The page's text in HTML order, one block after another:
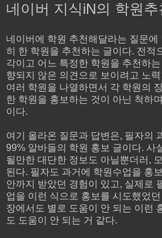
네이버 지식iN의 학원
네이버에 학원 추천해달라는 질문
히 한 학원을 추천하는 글이다. 전적
각이고 어느 특정한 학원을 추천하
향되지 않은 의견으로 보이려고 노
여러 학원을 나열하면서 각 학원의
한 학원을 홍보하는 것이 아닌 척하
이다.
여기 올라온 질문과 답변은, 필자의
99% 알바들의 학원 홍보 글이다. 사
될만한 대단한 정보도 아닐뿐더러,
된다. 필자도 과거에 학원수업을 홍
안까지 받았던 경험이 있고, 실제로
업을 이런 식으로 홍보를 시도했었
장에서도 별로 도움이 안 되는 이런
도 도움이 안 되는 거 같다.